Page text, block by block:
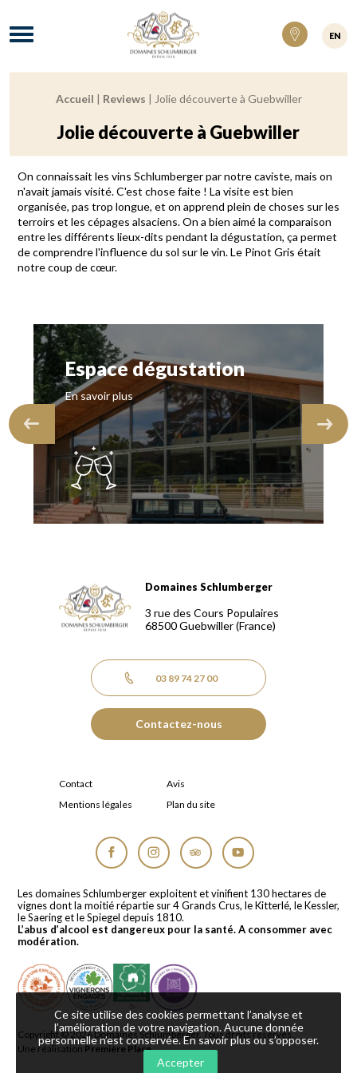
Domaines Schlumberger Vignerons 100%
Menu
EN
Fil d'Ariane :
Accueil | Reviews | Jolie découverte à Guebwiller
Jolie découverte à Guebwiller
On connaissait les vins Schlumberger par notre caviste, mais on
n'avait jamais visité. C'est chose faite ! La visite est bien
organisée, pas trop longue, et on apprend plein de choses sur les
terroirs et les cépages alsaciens. On a bien aimé la comparaison
entre les différents lieux-dits pendant la dégustation, ça permet
de comprendre l'influence du sol sur le vin. Le Pinot Gris était
notre coup de cœur.
Espace dégustation
En savoir plus
Domaines Schlumberger Vignerons 100% récoltants
Domaines Schlumberger
3 rue des Cours Populaires
68500Guebwiller(France)
03 89 74 27 00
Contactez-nous
Contact
Avis
Mentions légales
Plan du site
Les domaines Schlumberger exploitent et vinifient 130 hectares de
vignes dont la moitié répartie sur 4 Grands Crus, le Kitterlé, le Kessler,
le Saering et le Spiegel depuis 1810.
L’abus d’alcool est dangereux pour la santé. A consommer avec
modération.
Copyright © 2026 Domaines Schlumberger. Tous droits réservés.
Une réalisation Première Place
Ce site utilise des cookies permettant l’analyse et
l’amélioration de votre navigation. Aucune donnée
personnelle n’est conservée.En savoir plus ou s’opposer.
Accepter